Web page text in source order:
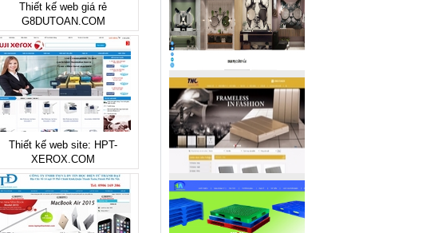
Thiết kế web giá rẻ
G8DUTOAN.COM
Thiết kế web site: HPT-
XEROX.COM